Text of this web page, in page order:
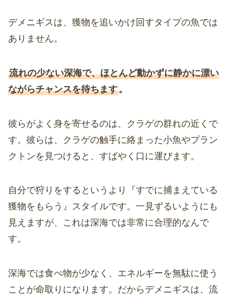
デメニギスは、獲物を追いかけ回すタイプの魚では
ありません。
流れの少ない深海で、ほとんど動かずに静かに漂い
ながらチャンスを待ちます 。
彼らがよく身を寄せるのは、クラゲの群れの近くで
す。彼らは、クラゲの触手に絡まった小魚やプラン
クトンを見つけると、すばやく口に運びます。
自分で狩りをするというより『すでに捕まえている
獲物をもらう』スタイルです。一見ずるいようにも
見えますが、これは深海では非常に合理的なんで
す。
深海では食べ物が少なく、エネルギーを無駄に使う
ことが命取りになります。だからデメニギスは、流